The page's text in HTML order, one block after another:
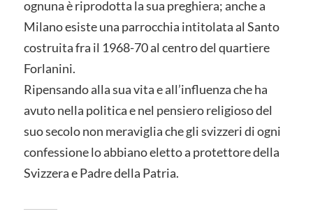
ognuna è riprodotta la sua preghiera; anche a
Milano esiste una parrocchia intitolata al Santo
costruita fra il 1968-70 al centro del quartiere
Forlanini.
Ripensando alla sua vita e all’influenza che ha
avuto nella politica e nel pensiero religioso del
suo secolo non meraviglia che gli svizzeri di ogni
confessione lo abbiano eletto a protettore della
Svizzera e Padre della Patria.